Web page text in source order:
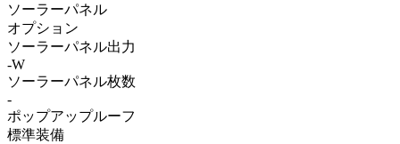
ソーラーパネル
オプション
ソーラーパネル出力
-W
ソーラーパネル枚数
-
ポップアップルーフ
標準装備